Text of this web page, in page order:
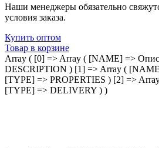
Наши менеджеры обязательно
условия заказа.
Купить оптом
Товар в корзине
Array ( [0] => Array ( [NAME] =>
DESCRIPTION ) [1] => Array (
[TYPE] => PROPERTIES ) [2] =>
[TYPE] => DELIVERY ) )